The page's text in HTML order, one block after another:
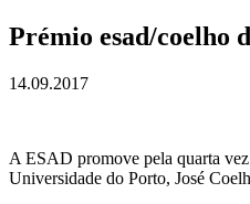
Prémio esad/coelho
14.09.2017
A ESAD promove pela quarta
Universidade do Porto, José